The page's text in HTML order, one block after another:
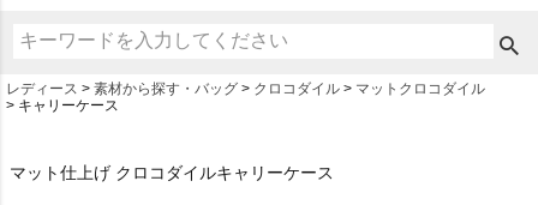
レディース 素材から探す・バッグ クロコダイル
マットクロコダイル
キャリーケース
マット仕上げ クロコダイルキャリーケース